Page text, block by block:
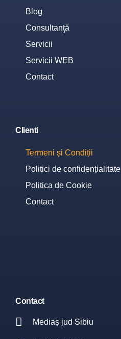
Blog
Consultanţă
Servicii
Servicii WEB
Contact
Clienti
Termeni și Condiții
Politici de confidențialitate
Politica de Cookie
Contact
Contact
Mediaș jud Sibiu